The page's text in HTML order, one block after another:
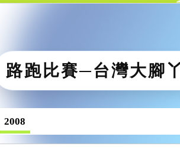
路跑比賽─台灣大腳
2008